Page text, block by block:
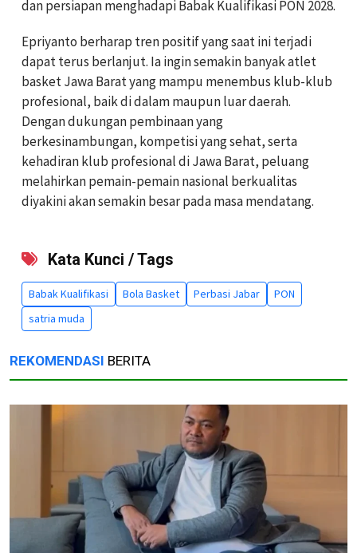
dan persiapan menghadapi Babak Kualifikasi PON 2028.
Epriyanto berharap tren positif yang saat ini terjadi
dapat terus berlanjut. Ia ingin semakin banyak atlet
basket Jawa Barat yang mampu menembus klub-klub
profesional, baik di dalam maupun luar daerah.
Dengan dukungan pembinaan yang
berkesinambungan, kompetisi yang sehat, serta
kehadiran klub profesional di Jawa Barat, peluang
melahirkan pemain-pemain nasional berkualitas
diyakini akan semakin besar pada masa mendatang.
Kata Kunci / Tags
Babak Kualifikasi Bola Basket Perbasi Jabar
PON
satria muda
REKOMENDASI BERITA